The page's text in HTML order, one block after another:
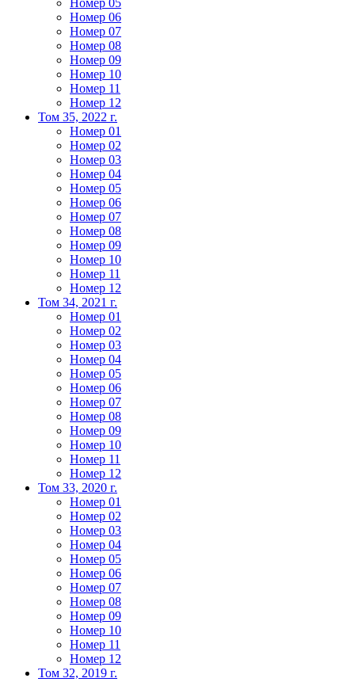
Номер 05
Номер 06
Номер 07
Номер 08
Номер 09
Номер 10
Номер 11
Номер 12
Том 35, 2022 г.
Номер 01
Номер 02
Номер 03
Номер 04
Номер 05
Номер 06
Номер 07
Номер 08
Номер 09
Номер 10
Номер 11
Номер 12
Том 34, 2021 г.
Номер 01
Номер 02
Номер 03
Номер 04
Номер 05
Номер 06
Номер 07
Номер 08
Номер 09
Номер 10
Номер 11
Номер 12
Том 33, 2020 г.
Номер 01
Номер 02
Номер 03
Номер 04
Номер 05
Номер 06
Номер 07
Номер 08
Номер 09
Номер 10
Номер 11
Номер 12
Том 32, 2019 г.